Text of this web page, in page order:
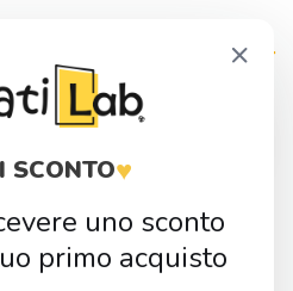
Legno Natura
Sagoma in legno
×
SCONTO♥
uno sconto
primo acquisto